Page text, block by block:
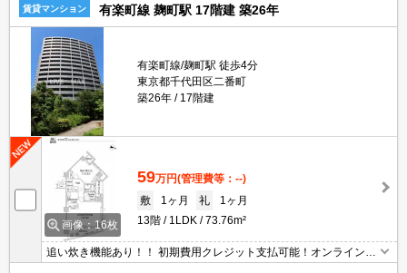
賃貸マンション 有楽町線 麹町駅 17階建 築26年
有楽町線/麹町駅 徒歩4分
東京都千代田区二番町
築26年
17階建
画像：16枚
59万円(管理費等：--)
敷
1ヶ月 礼
1ヶ月
13階
1LDK 73.76m²
追い炊き機能あり！！ 初期費用クレジット支払可能！オンライン内
覧・オンライン契約等弊社に一度も来店せずとも問題ありません♪弊